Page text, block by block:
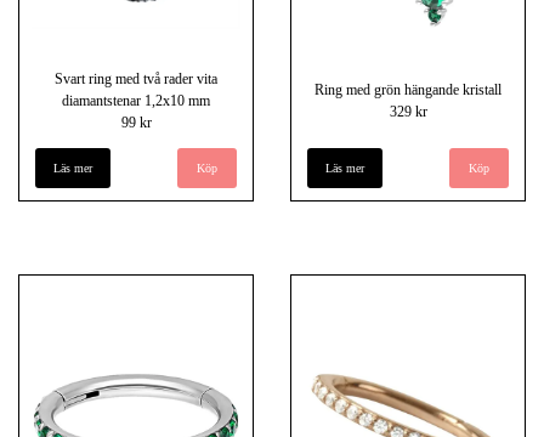
Svart ring med två rader vita
diamantstenar 1,2x10 mm
99 kr
Läs mer
Ring med grön hängande kristall
329 kr
Läs mer